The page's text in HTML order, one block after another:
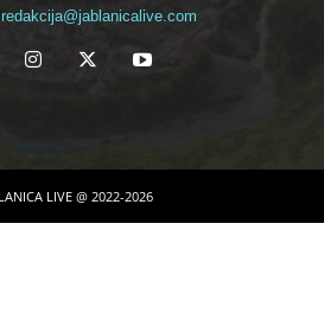
redakcija@jablanicalive.com
LIVE @ 2022-2026